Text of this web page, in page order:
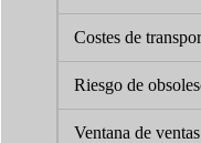
Costes de
Riesgo de
Ventana de ventas